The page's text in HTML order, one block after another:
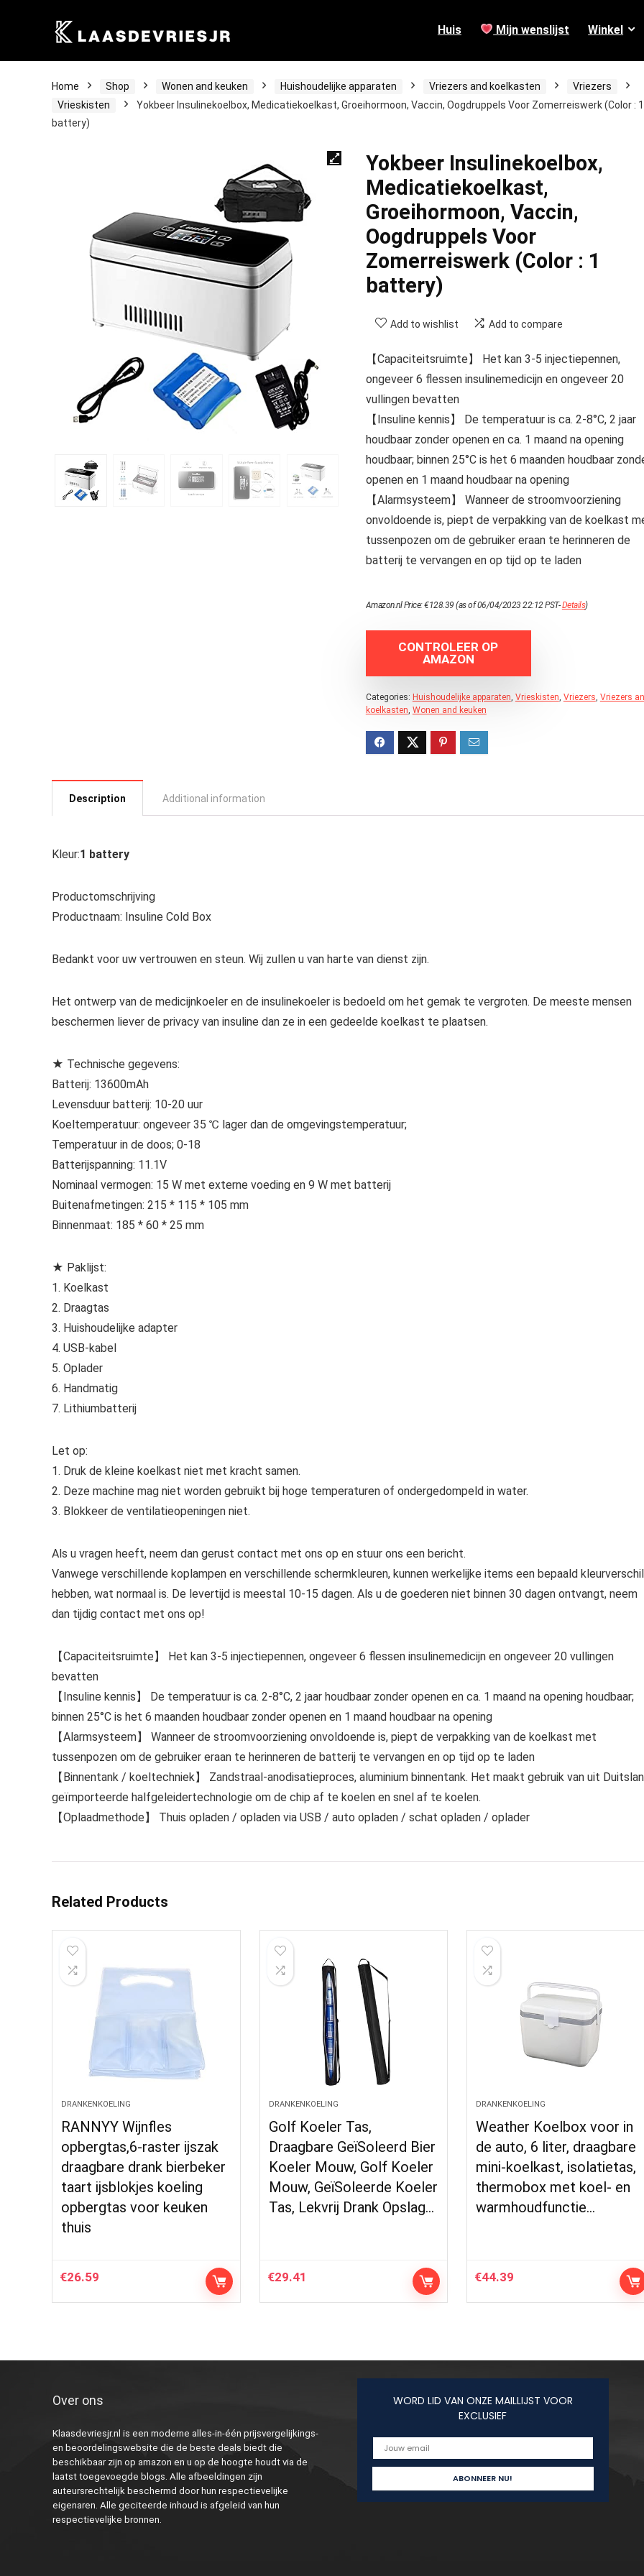
Huis Mijn wenslijst Winkel
Home Shop Wonen and keuken Huishoudelijke apparaten Vriezers and koelkasten
Vriezers
Vrieskisten
Yokbeer Insulinekoelbox, Medicatiekoelkast, Groeihormoon, Vaccin, Oogdruppels Voor Zomerreiswerk (Color : 1
battery)
Yokbeer Insulinekoelbox,
Medicatiekoelkast,
Groeihormoon, Vaccin,
Oogdruppels Voor
Zomerreiswerk (Color : 1
battery)
Add to wishlist Add to compare
【Capaciteitsruimte】 Het kan 3-5 injectiepennen,
ongeveer 6 flessen insulinemedicijn en ongeveer 20
vullingen bevatten
【Insuline kennis】 De temperatuur is ca. 2-8°C, 2 jaar
houdbaar zonder openen en ca. 1 maand na opening
houdbaar; binnen 25°C is het 6 maanden houdbaar
openen en 1 maand houdbaar na opening
【Alarmsysteem】 Wanneer de stroomvoorziening
onvoldoende is, piept de verpakking van de koelkast
tussenpozen om de gebruiker eraan te herinneren de
batterij te vervangen en op tijd op te laden
Amazon.nl Price:€128.39 (as of 06/04/2023 22:12 PST-Details)
CONTROLEER OP
AMAZON
Categories: Huishoudelijke apparaten, Vrieskisten, Vriezers, Vriezers
koelkasten, Wonen and keuken
Description Additional information
Kleur:1 battery
Productomschrijving
Productnaam: Insuline Cold Box
Bedankt voor uw vertrouwen en steun. Wij zullen u van harte van dienst zijn.
Het ontwerp van de medicijnkoeler en de insulinekoeler is bedoeld om het gemak te vergroten. De meeste mensen
beschermen liever de privacy van insuline dan ze in een gedeelde koelkast te plaatsen.
★ Technische gegevens:
Batterij: 13600mAh
Levensduur batterij: 10-20 uur
Koeltemperatuur: ongeveer 35 ℃ lager dan de omgevingstemperatuur;
Temperatuur in de doos; 0-18
Batterijspanning: 11.1V
Nominaal vermogen: 15 W met externe voeding en 9 W met batterij
Buitenafmetingen: 215 * 115 * 105 mm
Binnenmaat: 185 * 60 * 25 mm
★ Paklijst:
1. Koelkast
2. Draagtas
3. Huishoudelijke adapter
4. USB-kabel
5. Oplader
6. Handmatig
7. Lithiumbatterij
Let op:
1. Druk de kleine koelkast niet met kracht samen.
2. Deze machine mag niet worden gebruikt bij hoge temperaturen of ondergedompeld in water.
3. Blokkeer de ventilatieopeningen niet.
Als u vragen heeft, neem dan gerust contact met ons op en stuur ons een bericht.
Vanwege verschillende koplampen en verschillende schermkleuren, kunnen werkelijke items een bepaald kleurverschil
hebben, wat normaal is. De levertijd is meestal 10-15 dagen. Als u de goederen niet binnen 30 dagen ontvangt, neem
dan tijdig contact met ons op!
【Capaciteitsruimte】 Het kan 3-5 injectiepennen, ongeveer 6 flessen insulinemedicijn en ongeveer 20 vullingen
bevatten
【Insuline kennis】 De temperatuur is ca. 2-8°C, 2 jaar houdbaar zonder openen en ca. 1 maand na opening houdbaar;
binnen 25°C is het 6 maanden houdbaar zonder openen en 1 maand houdbaar na opening
【Alarmsysteem】 Wanneer de stroomvoorziening onvoldoende is, piept de verpakking van de koelkast met
tussenpozen om de gebruiker eraan te herinneren de batterij te vervangen en op tijd op te laden
【Binnentank / koeltechniek】 Zandstraal-anodisatieproces, aluminium binnentank. Het maakt gebruik van uit
geïmporteerde halfgeleidertechnologie om de chip af te koelen en snel af te koelen.
【Oplaadmethode】 Thuis opladen / opladen via USB / auto opladen / schat opladen / oplader
Related Products
DRANKENKOELING
RANNYY Wijnfles
opbergtas,6-raster ijszak
draagbare drank bierbeker
taart ijsblokjes koeling
opbergtas voor keuken
thuis
€26.59
DRANKENKOELING
Golf Koeler Tas,
Draagbare GeïSoleerd Bier
Koeler Mouw, Golf Koeler
Mouw, GeïSoleerde Koeler
Tas, Lekvrij Drank Opslag…
€29.41
DRANKENKOELING
Weather Koelbox voor in
de auto, 6 liter, draagbare
mini-koelkast, isolatietas,
thermobox met koel- en
warmhoudfunctie…
€44.39
Over ons
Klaasdevriesjr.nl is een moderne alles-in-één prijsvergelijkings-
en beoordelingswebsite die de beste deals biedt die
beschikbaar zijn op amazon en u op de hoogte houdt via de
laatst toegevoegde blogs. Alle afbeeldingen zijn
auteursrechtelijk beschermd door hun respectievelijke
eigenaren. Alle geciteerde inhoud is afgeleid van hun
respectievelijke bronnen.
WORD LID VAN ONZE MAILLIJST VOOR
EXCLUSIEF